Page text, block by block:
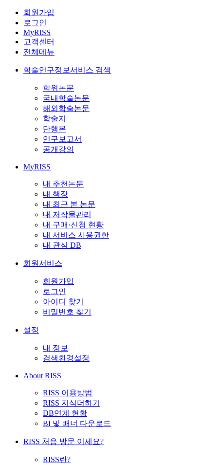
회원가입
로그인
MyRISS
고객센터
전체메뉴
학술연구정보서비스 검색
학위논문
국내학술논문
해외학술논문
학술지
단행본
연구보고서
공개강의
MyRISS
내 추천논문
내 책장
내 최근 본 논문
내 저작물관리
내 구매·신청 현황
내 서비스 사용권한
내 관심 DB
회원서비스
회원가입
로그인
아이디 찾기
비밀번호 찾기
설정
내 정보
검색환경설정
About RISS
RISS 이용방법
RISS 지식더하기
DB연계 현황
BI 및 배너 다운로드
RISS 처음 방문 이세요?
RISS란?